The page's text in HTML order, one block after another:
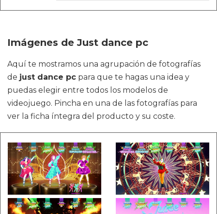
Imágenes de Just dance pc
Aquí te mostramos una agrupación de fotografías
de just dance pc para que te hagas una idea y
puedas elegir entre todos los modelos de
videojuego. Pincha en una de las fotografías para
ver la ficha íntegra del producto y su coste.